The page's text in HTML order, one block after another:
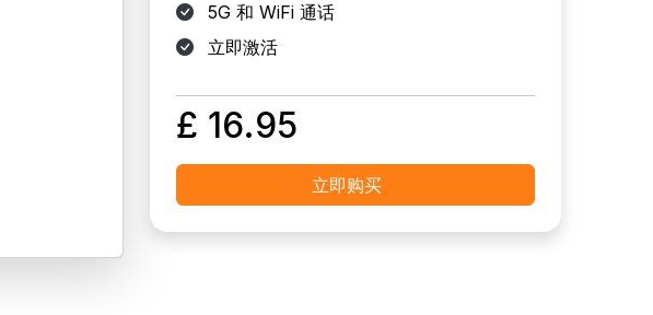
5G 和 WiFi 通话
立即激活
£ 16.95
立即购买